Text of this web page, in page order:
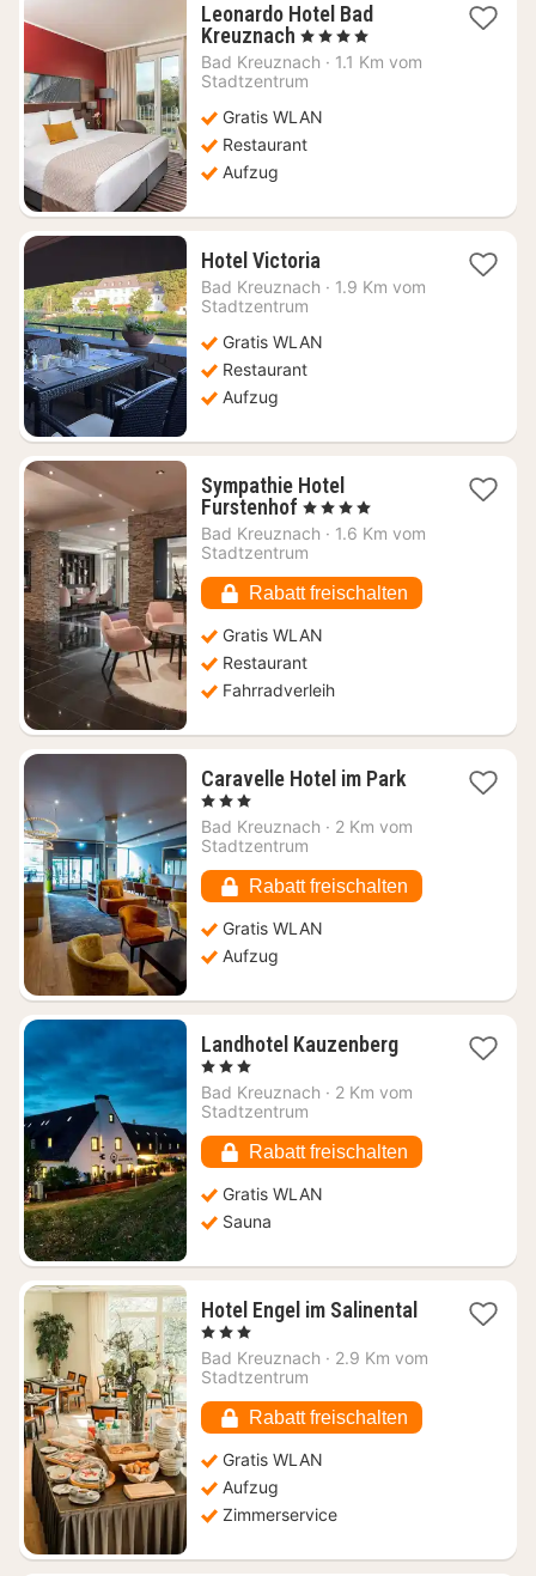
Leonardo Hotel Bad
Kreuznach 1
Nacht
ab
€
, 4 Sterne
Bad Kreuznach · 1.1 Km vom
Stadtzentrum
Gratis WLAN
Restaurant
Aufzug
Hotel Victoria1
Nacht
€
Bad Kreuznach · 1.9 Km vom
Stadtzentrum
Gratis WLAN
Restaurant
Aufzug
Sympathie Hotel
Furstenhof 1
Nacht
ab
€
, 4 Sterne
Bad Kreuznach · 1.6 Km vom
Stadtzentrum
Rabatt freischalten
Gratis WLAN
Restaurant
Fahrradverleih
Caravelle Hotel im Park1
ab
, 3 Sterne
Bad Kreuznach · 2 Km vom
Stadtzentrum
Rabatt freischalten
Gratis WLAN
Aufzug
Landhotel Kauzenberg1
ab
, 3 Sterne
Bad Kreuznach · 2 Km vom
Stadtzentrum
Rabatt freischalten
Gratis WLAN
Sauna
Hotel Engel im Salinental1
ab
, 3 Sterne
Bad Kreuznach · 2.9 Km vom
Stadtzentrum
Rabatt freischalten
Gratis WLAN
Aufzug
Zimmerservice